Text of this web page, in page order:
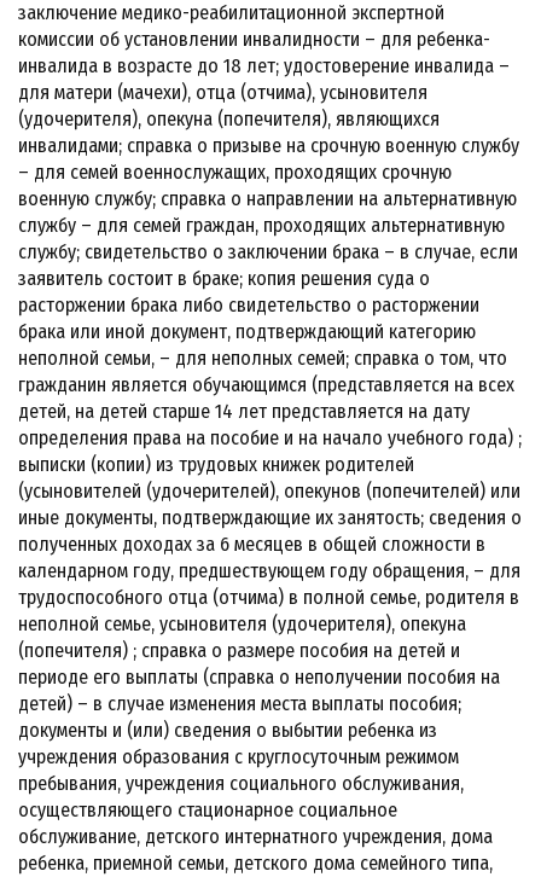
заключение медико-реабилитационной экспертной
комиссии об установлении инвалидности – для ребенка-
инвалида в возрасте до 18 лет; удостоверение инвалида –
для матери (мачехи), отца (отчима), усыновителя
(удочерителя), опекуна (попечителя), являющихся
инвалидами; справка о призыве на срочную военную службу
– для семей военнослужащих, проходящих срочную
военную службу; справка о направлении на альтернативную
службу – для семей граждан, проходящих альтернативную
службу; свидетельство о заключении брака – в случае, если
заявитель состоит в браке; копия решения суда о
расторжении брака либо свидетельство о расторжении
брака или иной документ, подтверждающий категорию
неполной семьи, – для неполных семей; справка о том, что
гражданин является обучающимся (представляется на всех
детей, на детей старше 14 лет представляется на дату
определения права на пособие и на начало учебного года) ;
выписки (копии) из трудовых книжек родителей
(усыновителей (удочерителей), опекунов (попечителей) или
иные документы, подтверждающие их занятость; сведения о
полученных доходах за 6 месяцев в общей сложности в
календарном году, предшествующем году обращения, – для
трудоспособного отца (отчима) в полной семье, родителя в
неполной семье, усыновителя (удочерителя), опекуна
(попечителя) ; справка о размере пособия на детей и
периоде его выплаты (справка о неполучении пособия на
детей) – в случае изменения места выплаты пособия;
документы и (или) сведения о выбытии ребенка из
учреждения образования с круглосуточным режимом
пребывания, учреждения социального обслуживания,
осуществляющего стационарное социальное
обслуживание, детского интернатного учреждения, дома
ребенка, приемной семьи, детского дома семейного типа,